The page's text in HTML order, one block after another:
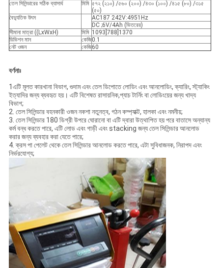
তেল সিলিন্ডারের সঠিক ব্যাসার্ধ মিমি ৫৭২ (২১০) /৫৬০ (২০০) /৪৩০ (১০০) /৪১৫ (৮০) /৩১৫
(৫০)
বৈদ্যুতিক উৎস
AC187 242V:4951Hz
DC ;6V/4Ah (ভিতরের)
সীমানা মাত্রা ((LxWxH)
মিমি 1093]788]1370
ডিভিশন মান
কেজি0.1
নেট ওজন
কেজি60
বর্ণনাঃ
1এটি মূলত কারখানা বিভাগ, গুদাম এবং তেল ডিপোতে লোডিং এবং আনলোডিং, ক্যারিং, স্ট্যাকিং
ইত্যাদির জন্য ব্যবহৃত হয়। এটি বিশেষত রাসায়নিক,প্যাচ টার্নিং বা লোডিংয়ের জন্য খাদ্য
বিভাগ;
2. তেল সিলিন্ডার বহনকারী ওজন নকশা নতুনত্ব, গঠন কম্প্যাক্ট, হালকা এবং নমনীয়;
3. তেল সিলিন্ডার 180 ডিগ্রী উপরে ঘোরানো বা এটি দ্বারা উত্থাপিত হয় পরে বাতাসে অন্যান্য
কর্ম বন্ধ করতে পারে, এটি লোড এবং গাড়ী এবং stacking জন্য তেল সিলিন্ডার আনলোড
করার জন্য ব্যবহার করা যেতে পারে;
4. ক্রস পা পেলেট থেকে তেল সিলিন্ডার আনলোড করতে পারে, এটা সুবিধাজনক, নিরাপদ এবং
নির্ভরযোগ্য;